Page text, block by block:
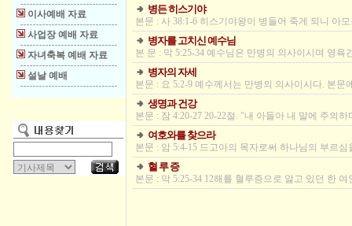
이사예배 자료
사업장 예배 자료
자녀축복 예배 자료
설날 예배
병든 히스기야
본문 : 사 38:1-6 히스기야왕이 병들어 죽게 되니 아
병자를 고치신 예수님
본 문 : 막 5:25-34 예수님은 만병의 의사이시며 영
병자의 자세
본문 : 요 5:2-9 예수께서는 만병의 의사이시다. 본
생명과 건강
본문 : 잠 4:20-27 20-22절. "내 아들아 내 말에 주의
여호와를 찾으라
본문 : 암 5:4-15 드고아의 목자로써 하나님의 부르
혈 루 증
본문 : 막 5:25-34 12해를 혈루증으로 앓고 있던 한